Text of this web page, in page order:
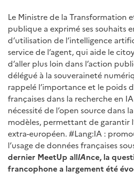
Le Ministre de la Transformation
publique a exprimé ses souhaits
d’utilisation de l’intelligence
service de l’agent, qui aide le
d’aller plus loin dans l’action
délégué à la souveraineté
rappelé l’importance et le poids
françaises dans la recherche en
nécessité de l’open source dans
modèles, permettant de garantir
extra-européen. #Lang:IA :
l’usage de données françaises
dernier MeetUp allIAnce, la
francophone a largement été